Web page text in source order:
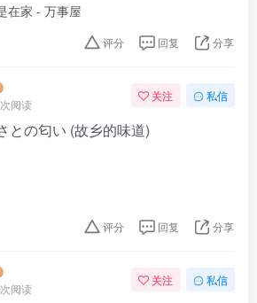
评分 回复 分享
阅读
关注 私信
との匂い (故乡的味道)
评分 回复 分享
阅读
关注 私信